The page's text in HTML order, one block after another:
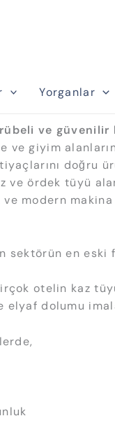
Yorganlar
ve güvenilir
ve giyim
doğru
ve ördek tüyü
modern makina
sektörün en eski
otelin kaz
elyaf dolumu